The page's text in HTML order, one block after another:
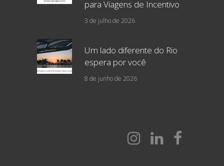
para Viagens de Incentivo
3 de julho de 2026
Um lado diferente do Rio
espera por você
8 de junho de 2026